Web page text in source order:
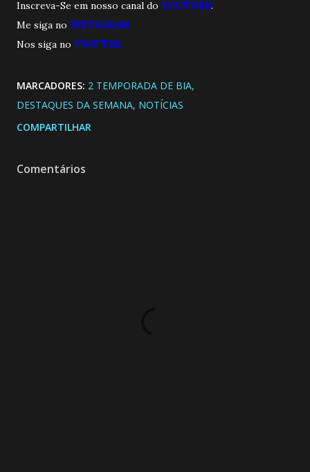
Inscreva-Se em nosso canal do YOUTUBE.
Me siga no INSTAGRAM
Nos siga no TWITTER
MARCADORES: 2 TEMPORADA DE BIA
DESTAQUES DA SEMANA NOTÍCIAS
COMPARTILHAR
Comentários